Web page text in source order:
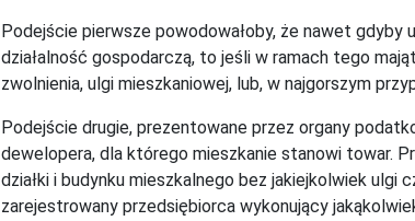
Podejście pierwsze powodowałoby, że nawet
działalność gospodarczą, to jeśli w ramach tego
zwolnienia, ulgi mieszkaniowej, lub, w najgorszym
Podejście drugie, prezentowane przez organy
dewelopera, dla którego mieszkanie stanowi towar.
działki i budynku mieszkalnego bez jakiejkolwiek
zarejestrowany przedsiębiorca wykonujący